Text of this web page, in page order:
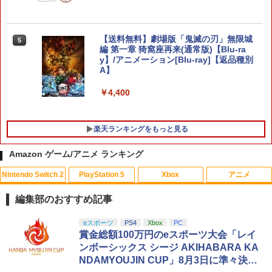
5
鬼武者 Way of the Sword 【Switch2】
POT-P-ABNMA
￥7,730
オブ・アトランティス(【早期購入同梱特
典】コスチューム「ララ・クロフト・サ
バイバー(仮)」（ゲーム内コンテンツ）)
レトロフリーク レッド×ホワイト ( レト
プターセット ）CY-RF-RW HDMI出力 ど
SG
￥25,300
5
【送料無料】劇場版「鬼滅の刃」無限城
編 第一章 猗窩座再来(通常版)【Blu-ra
y】/アニメーション[Blu-ray]【返品種別
A】
￥4,400
楽天ランキングをもっと見る
Amazon ゲーム/アニメ ランキング
Nintendo Switch 2
スプラトゥーン レイダース|オンライン
コード版
￥5,832
PlayStation 5
PlayStation 5 デジタル・エディション
日本語専用 Console Language: Japan
ese only (CFI-2200B01)
￥55,000
Xbox
【純正品】Xbox ワイヤレス コントロー
ラー + USB-C® ケーブル
￥8,300
アニメ
劇場版「鬼滅の刃」無限城編 第一章 猗
窩座再来 通常版 [Blu-ray]
￥3,982
編集部のおすすめ記事
eスポーツ PS4 Xbox PC
賞金総額100万円のeスポーツ大会「レイ
ンボーシックス シージ AKIHABARA KA
NDAMYOUJIN CUP」8月3日に準々決勝